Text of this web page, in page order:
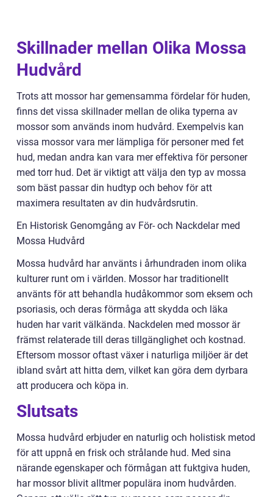
Skillnader mellan Olika Mossa
Hudvård
Trots att mossor har gemensamma fördelar för huden,
finns det vissa skillnader mellan de olika typerna av
mossor som används inom hudvård. Exempelvis kan
vissa mossor vara mer lämpliga för personer med fet
hud, medan andra kan vara mer effektiva för personer
med torr hud. Det är viktigt att välja den typ av mossa
som bäst passar din hudtyp och behov för att
maximera resultaten av din hudvårdsrutin.
En Historisk Genomgång av För- och Nackdelar med
Mossa Hudvård
Mossa hudvård har använts i århundraden inom olika
kulturer runt om i världen. Mossor har traditionellt
använts för att behandla hudåkommor som eksem och
psoriasis, och deras förmåga att skydda och läka
huden har varit välkända. Nackdelen med mossor är
främst relaterade till deras tillgänglighet och kostnad.
Eftersom mossor oftast växer i naturliga miljöer är det
ibland svårt att hitta dem, vilket kan göra dem dyrbara
att producera och köpa in.
Slutsats
Mossa hudvård erbjuder en naturlig och holistisk metod
för att uppnå en frisk och strålande hud. Med sina
närande egenskaper och förmågan att fuktgiva huden,
har mossor blivit alltmer populära inom hudvården.